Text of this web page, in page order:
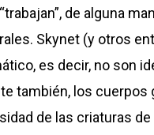
de alguna
Skynet (y otros
es decir, no son
también, los cuerpos
de las criaturas